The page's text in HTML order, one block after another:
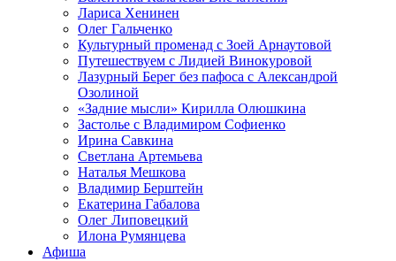
Лариса Хенинен
Олег Гальченко
Культурный променад с Зоей Арнаутовой
Путешествуем с Лидией Винокуровой
Лазурный Берег без пафоса с Александрой
Озолиной
«Задние мысли» Кирилла Олюшкина
Застолье с Владимиром Софиенко
Ирина Савкина
Светлана Артемьева
Наталья Мешкова
Владимир Берштейн
Екатерина Габалова
Олег Липовецкий
Илона Румянцева
Афиша